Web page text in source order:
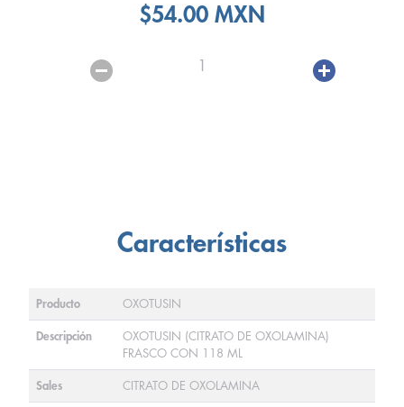
$54.00 MXN
1
Características
Producto OXOTUSIN
Descripción
OXOTUSIN (CITRATO DE OXOLAMINA)
FRASCO CON 118 ML
Sales CITRATO DE OXOLAMINA